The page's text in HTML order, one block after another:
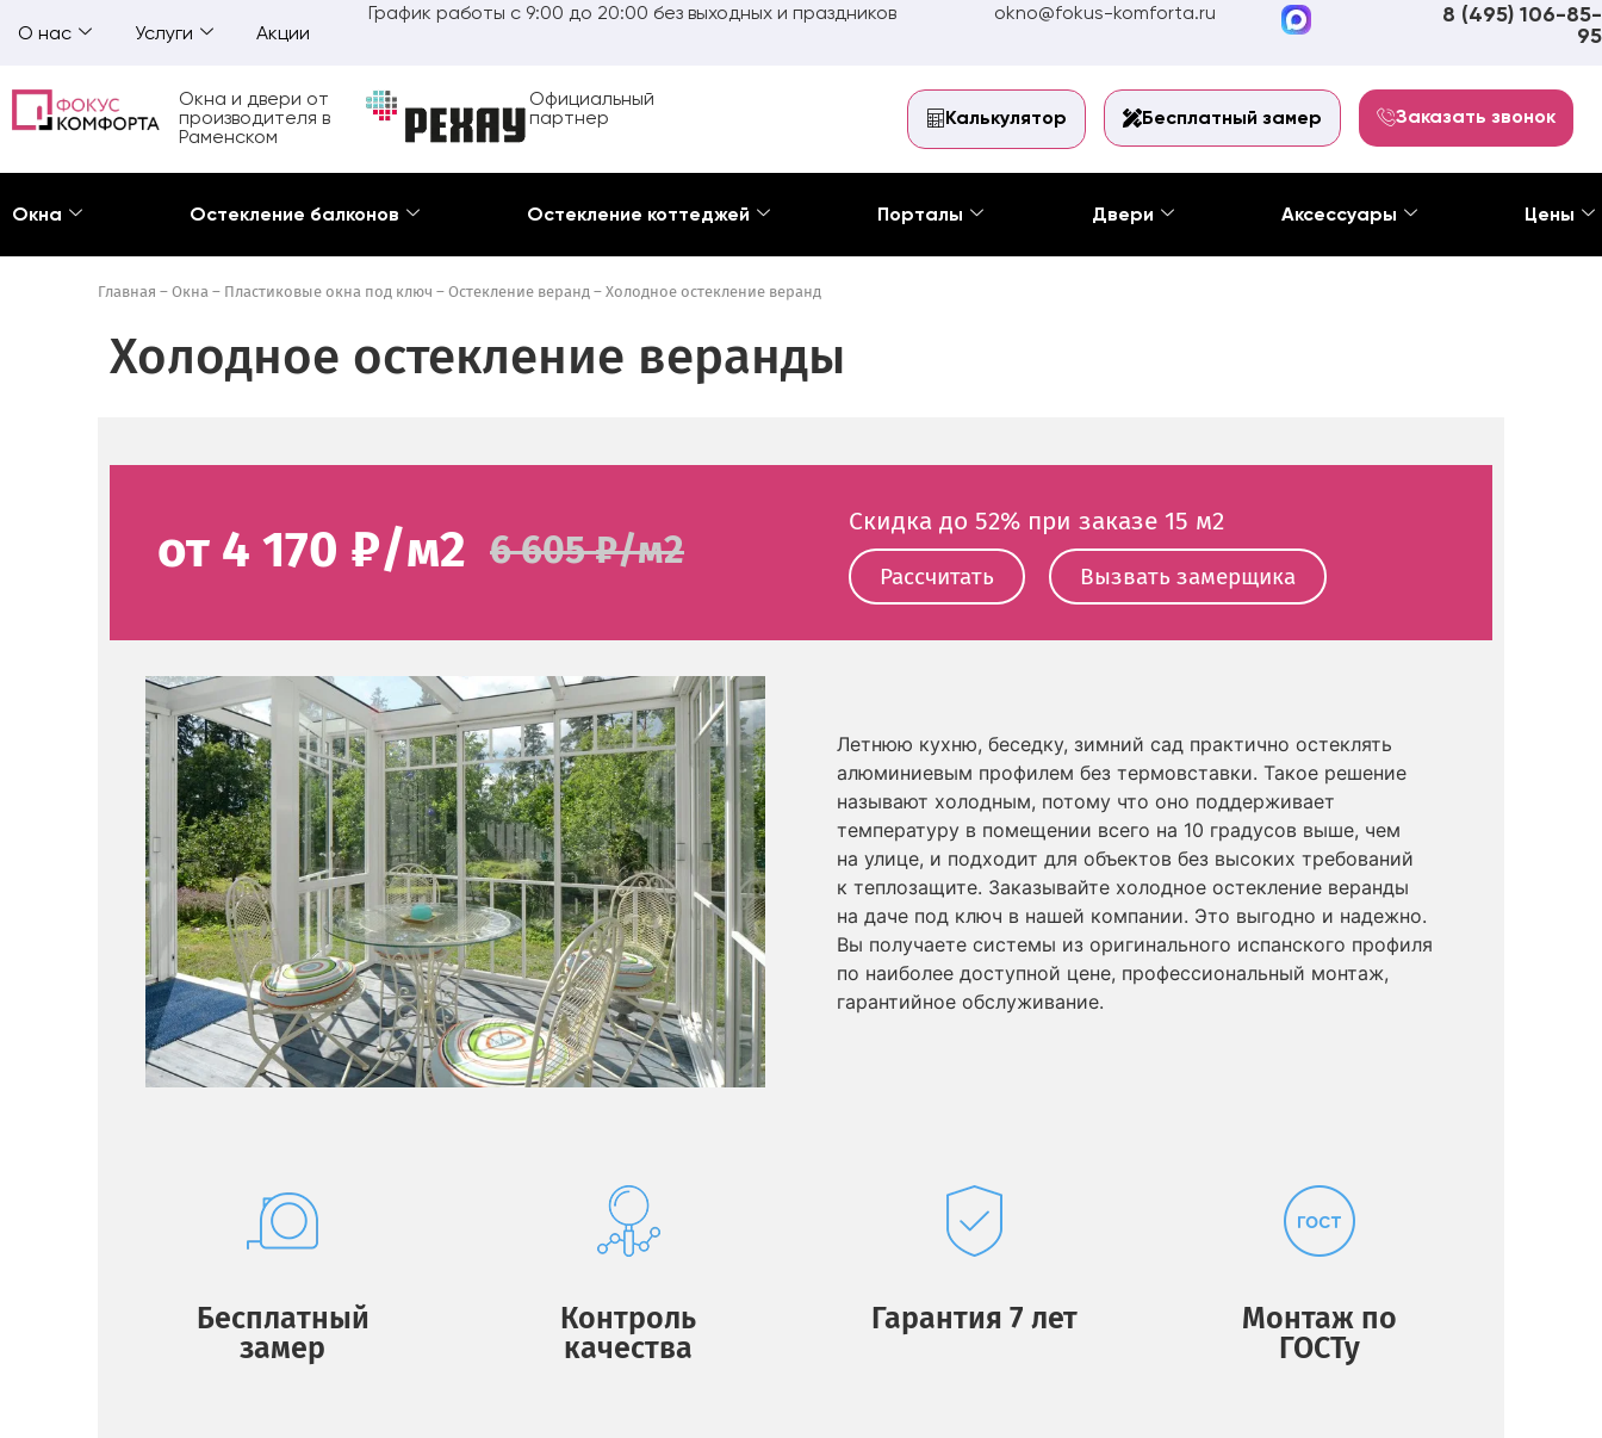
О нас Услуги Акции
График работы с 9:00 до 20:00 без выходных и праздников okno@fokus-komforta.ru
8 (495) 106-85-
95
Окна и двери от
производителя в
Раменском
Официальный
партнер
Калькулятор Бесплатный замер Заказать звонок
Окна Остекление балконов Остекление коттеджей Порталы Двери Аксессуары Цены
Главная – Окна – Пластиковые окна под ключ – Остекление веранд – Холодное остекление веранд
Холодное остекление веранды
от 4 170 ₽/м2 6 605 ₽/м2
Скидка до 52% при заказе 15 м2
Рассчитать Вызвать замерщика
Летнюю кухню, беседку, зимний сад практично остеклять
алюминиевым профилем без термовставки. Такое решение
называют холодным, потому что оно поддерживает
температуру в помещении всего на 10 градусов выше, чем
на улице, и подходит для объектов без высоких требований
к теплозащите. Заказывайте холодное остекление веранды
на даче под ключ в нашей компании. Это выгодно и надежно.
Вы получаете системы из оригинального испанского профиля
по наиболее доступной цене, профессиональный монтаж,
гарантийное обслуживание.
Бесплатный
замер
Контроль
качества
Гарантия 7 лет
Монтаж по
ГОСТу